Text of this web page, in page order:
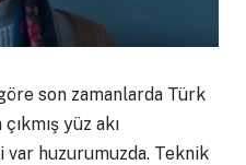
son zamanlarda Türk
yüz akı
huzurumuzda. Teknik